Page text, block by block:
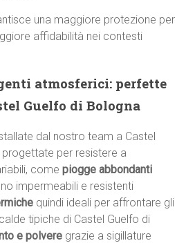
una maggiore protezione per
affidabilità nei contesti
atmosferici: perfette
Guelfo di Bologna
dal nostro team a Castel
per resistere a
comepiogge abbondanti
impermeabili e resistenti
quindi ideali per affrontare gli
tipiche di Castel Guelfo di
e polvere grazie a sigillature